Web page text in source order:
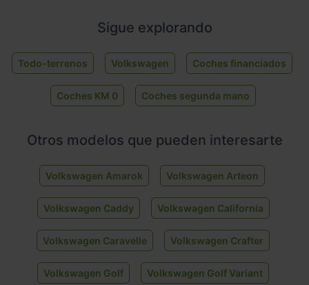
Sigue explorando
Todo-terrenos Volkswagen Coches financiados
Coches KM 0 Coches segunda mano
Otros modelos que pueden interesarte
Volkswagen Amarok Volkswagen Arteon
Volkswagen Caddy Volkswagen California
Volkswagen Caravelle Volkswagen Crafter
Volkswagen Golf Volkswagen Golf Variant